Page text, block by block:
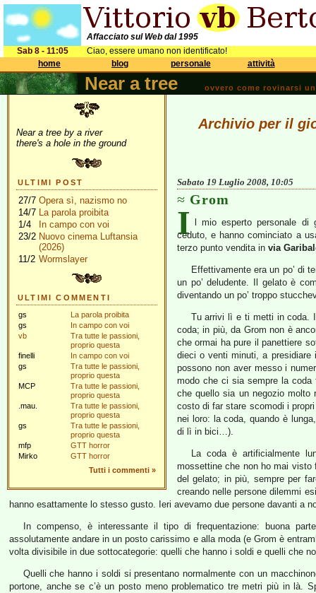
Affacciato sul Web dal 1995
Sab 8 - 11:05
Ciao, essere umano non identificato!
home
blog personale attività
Near a tree ovvero come rovinarsi
Near a tree by a river
there's a hole in the ground
ULTIMI POST
27/7 Opera sì, nazismo no
14/7 La parola proibita
1/4
In campo con voi
23/2 Nuovo cinema Luftansia
(2026)
11/2 Wormslayer
ULTIMI COMMENTI
gs
La parola proibita
gs
In campo con voi
vb
Tra tutte le passioni,
proprio questa
finelli
In campo con voi
gs
Tra tutte le passioni,
proprio questa
MCP
Tra tutte le passioni,
proprio questa
.mau.
Tra tutte le passioni,
proprio questa
gs
Tra tutte le passioni,
proprio questa
mfp
GTT horror
Mirko
GTT horror
Tutti i commenti »
Archivio per il
Sabato 19 Luglio 2008, 10:05
Grom
I
l mio esperto personale
ceduto, e hanno cominciato a
terzo punto vendita in via
Effettivamente era un po’ di
un po’ deludente. Il gelato è
diventando un po’ troppo
Tu arrivi lì e ti metti in coda.
coda; in più, da Grom non è
che ormai ha pure il panettiere
dieci o venti minuti, a
possono non aver messo i
modo che ci sia sempre la coda
che quello sia un negozio molto
costo di far stare scomodi i
nei loro: la coda, quando è
di lì in bici…).
La coda è artificialmente
mossettine che non ho mai visto
del gelato; in più, sempre per
creando nelle persone dilemmi
hanno esattamente lo stesso gusto. Ieri avevamo due persone davanti a
In compenso, è interessante il tipo di frequentazione: buona
assolutamente andare in un posto carissimo e alla moda (e Grom è
volta divisibile in due sottocategorie: quelli che hanno i soldi e quelli che
Quelli che hanno i soldi si presentano normalmente con un
portone, anche se c’è un posto meno problematico tre metri più in là.